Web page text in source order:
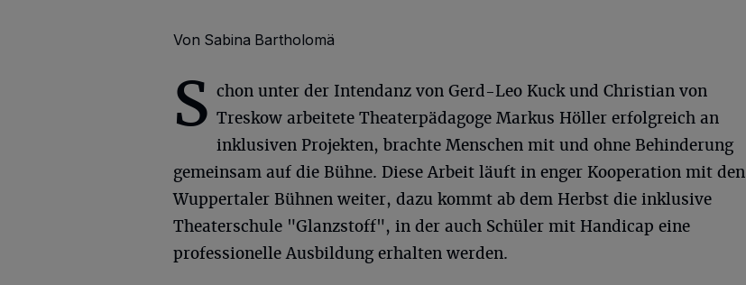
Von Sabina Bartholomä
S chon unter der Intendanz von Gerd-Leo Kuck und Christian von
Treskow arbeitete Theaterpädagoge Markus Höller erfolgreich an
inklusiven Projekten, brachte Menschen mit und ohne Behinderung
gemeinsam auf die Bühne. Diese Arbeit läuft in enger Kooperation mit den
Wuppertaler Bühnen weiter, dazu kommt ab dem Herbst die inklusive
Theaterschule "Glanzstoff", in der auch Schüler mit Handicap eine
professionelle Ausbildung erhalten werden.